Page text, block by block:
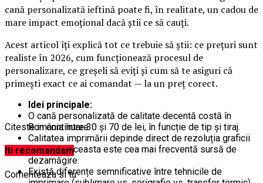
cană personalizată ieftină poate fi, în realitate, un cadou de
mare impact emoțional dacă știi ce să cauți.
Acest articol îți explică tot ce trebuie să știi: ce prețuri sunt
realiste în 2026, cum funcționează procesul de
personalizare, ce greșeli să eviți și cum să te asiguri că
primești exact ce ai comandat — la un preț corect.
Idei principale:
O cană personalizată de calitate decentă costă în
România între 30 și 70 de lei, în funcție de tip și tiraj.
Calitatea imprimării depinde direct de rezoluția graficii
trimise — aceasta este cea mai frecventă sursă de
dezamăgire.
Există diferențe semnificative între tehnicile de
Citeste in continuare
Iti recomandam
Comenteaza si tu